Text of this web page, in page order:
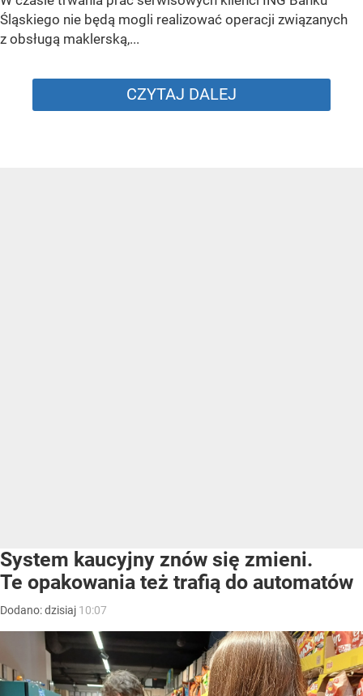
Śląskiego nie będą mogli realizować operacji związanych
z obsługą maklerską,...
CZYTAJ DALEJ
System kaucyjny znów się zmieni.
Te opakowania też trafią do automatów
Dodano:dzisiaj 10:07